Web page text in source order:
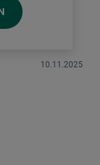
10.11.2025